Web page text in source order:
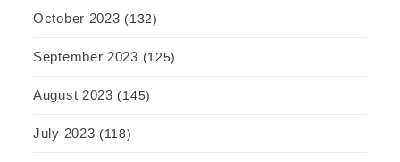
October 2023 (132)
September 2023 (125)
August 2023 (145)
July 2023 (118)